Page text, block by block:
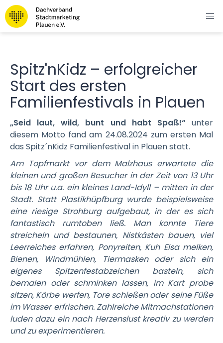
Spitz'nKidz – erfolgreicher
Start des ersten
Familienfestivals in Plauen
„Seid laut, wild, bunt und habt Spaß!“ unter
diesem Motto fand am 24.08.2024 zum ersten Mal
das Spitz´nKidz Familienfestival in Plauen statt.
Am Topfmarkt vor dem Malzhaus erwartete die
kleinen und großen Besucher in der Zeit von 13 Uhr
bis 18 Uhr u.a. ein kleines Land-Idyll – mitten in der
Stadt. Statt Plastikhüpfburg wurde beispielsweise
eine riesige Strohburg aufgebaut, in der es sich
fantastisch rumtoben ließ. Man konnte Tiere
streicheln und bestaunen, Nistkästen bauen, viel
Leerreiches erfahren, Ponyreiten, Kuh Elsa melken,
Bienen, Windmühlen, Tiermasken oder sich ein
eigenes Spitzenfestabzeichen basteln, sich
bemalen oder schminken lassen, im Kart probe
sitzen, Körbe werfen, Tore schießen oder seine Füße
im Wasser erfrischen. Zahlreiche Mitmachstationen
luden dazu ein nach Herzenslust kreativ zu werden
und zu experimentieren.